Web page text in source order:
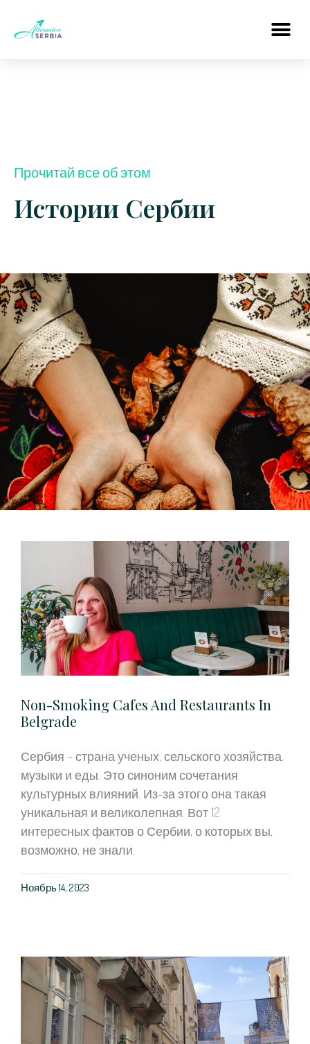
Прочитай все об этом
Истории Сербии
Non-Smoking Cafes And Restaurants In
Belgrade
Сербия – страна ученых, сельского хозяйства,
музыки и еды. Это синоним сочетания
культурных влияний. Из-за этого она такая
уникальная и великолепная. Вот 12
интересных фактов о Сербии, о которых вы,
возможно, не знали.
Ноябрь 14, 2023